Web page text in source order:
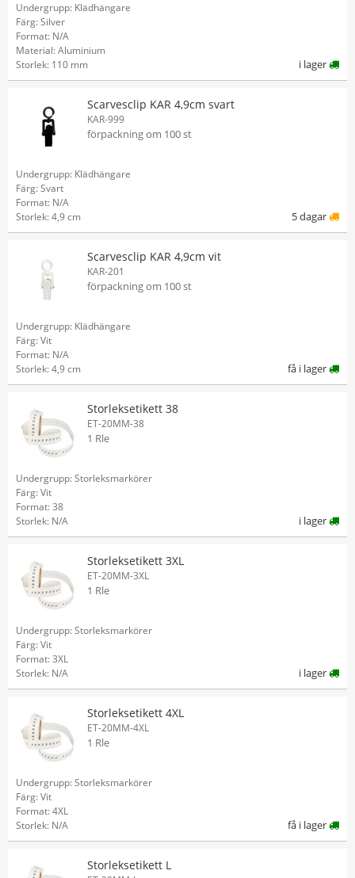
Undergrupp: Klädhängare
Färg: Silver
Format: N/A
Material: Aluminium
Storlek: 110 mm
i lager
Scarvesclip KAR 4,9cm svart
KAR-999
förpackning om 100 st
Undergrupp: Klädhängare
Färg: Svart
Format: N/A
Storlek: 4,9 cm
5 dagar
Scarvesclip KAR 4,9cm vit
KAR-201
förpackning om 100 st
Undergrupp: Klädhängare
Färg: Vit
Format: N/A
Storlek: 4,9 cm
få i lager
Storleksetikett 38
ET-20MM-38
1 Rle
Undergrupp: Storleksmarkörer
Färg: Vit
Format: 38
Storlek: N/A
i lager
Storleksetikett 3XL
ET-20MM-3XL
1 Rle
Undergrupp: Storleksmarkörer
Färg: Vit
Format: 3XL
Storlek: N/A
i lager
Storleksetikett 4XL
ET-20MM-4XL
1 Rle
Undergrupp: Storleksmarkörer
Färg: Vit
Format: 4XL
Storlek: N/A
få i lager
Storleksetikett L